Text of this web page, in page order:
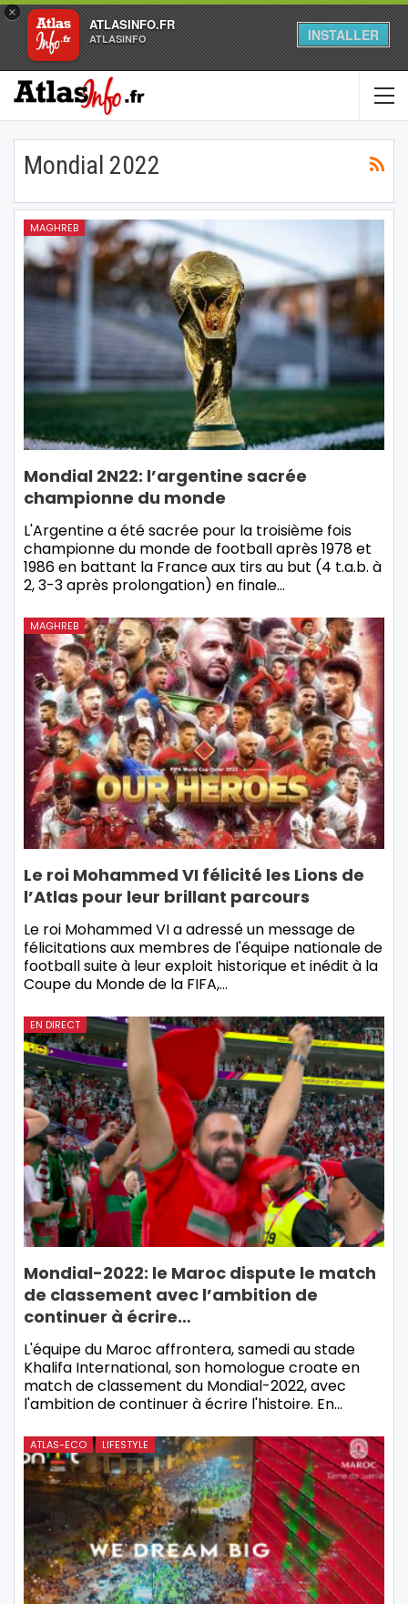
×
ATLASINFO.FR
ATLASINFO INSTALLER
Mondial 2022
MAGHREB
Mondial 2N22: l’argentine sacrée
championne du monde
L'Argentine a été sacrée pour la troisième fois
championne du monde de football après 1978 et
1986 en battant la France aux tirs au but (4 t.a.b. à
2, 3-3 après prolongation) en finale…
MAGHREB
Le roi Mohammed VI félicité les Lions de
l’Atlas pour leur brillant parcours
Le roi Mohammed VI a adressé un message de
félicitations aux membres de l'équipe nationale de
football suite à leur exploit historique et inédit à la
Coupe du Monde de la FIFA,…
EN DIRECT
Mondial-2022: le Maroc dispute le match
de classement avec l’ambition de
continuer à écrire…
L'équipe du Maroc affrontera, samedi au stade
Khalifa International, son homologue croate en
match de classement du Mondial-2022, avec
l'ambition de continuer à écrire l'histoire. En…
ATLAS-ECO LIFESTYLE